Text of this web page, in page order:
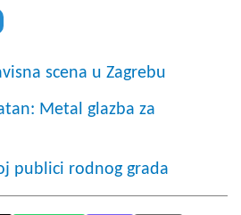
scena u Zagrebu
Metal glazba za
publici rodnog grada